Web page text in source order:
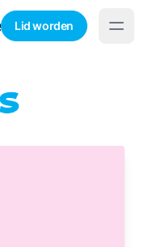
Lid worden